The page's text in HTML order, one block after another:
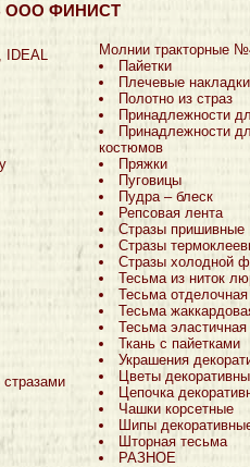
ООО ФИНИСТ
IDEAL
Молнии тракторные
Пайетки
Плечевые накладки
Полотно из страз
Принадлежности
Принадлежности
костюмов
Пряжки
Пуговицы
Пудра – блеск
Репсовая лента
Стразы пришивные
Стразы
Стразы холодной
Тесьма из ниток
Тесьма отделочная
Тесьма
Тесьма эластичная
Ткань с пайетками
Украшения
Цветы
Цепочка
Чашки корсетные
Шипы
Шторная тесьма
РАЗНОЕ